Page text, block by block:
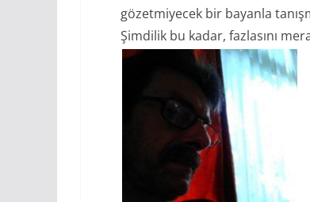
gözetmiyecek bir bayanla
Şimdilik bu kadar, fazlasını